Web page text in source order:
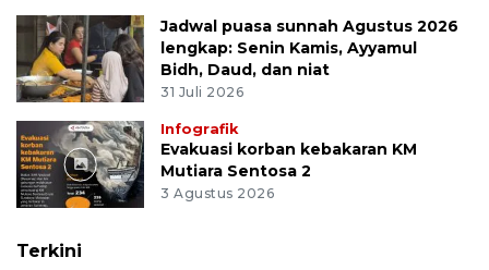
Jadwal puasa sunnah Agustus 2026
lengkap: Senin Kamis, Ayyamul
Bidh, Daud, dan niat
31 Juli 2026
Infografik
Evakuasi korban kebakaran KM
Mutiara Sentosa 2
3 Agustus 2026
Terkini